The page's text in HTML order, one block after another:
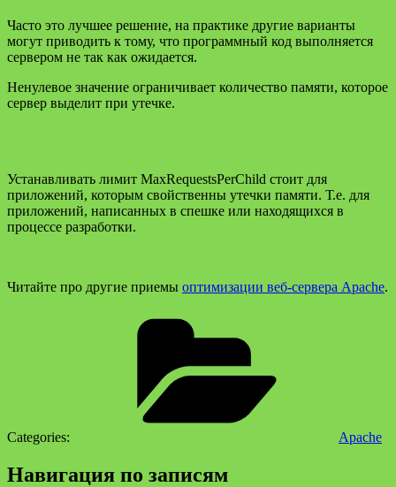
Часто это лучшее решение, на практике другие варианты
могут приводить к тому, что программный код выполняется
сервером не так как ожидается.
Ненулевое значение ограничивает количество памяти, которое
сервер выделит при утечке.
Устанавливать лимит MaxRequestsPerChild стоит для
приложений, которым свойственны утечки памяти. Т.е. для
приложений, написанных в спешке или находящихся в
процессе разработки.
Читайте про другие приемы оптимизации веб-сервера Apache.
Categories: Apache
Навигация по записям